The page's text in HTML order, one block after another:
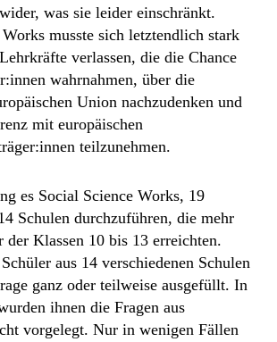
was sie leider einschränkt.
musste sich letztendlich stark
verlassen, die die Chance
wahrnahmen, über die
Union nachzudenken und
mit europäischen
teilzunehmen.
es Social Science Works, 19
Schulen durchzuführen, die mehr
der Klassen 10 bis 13 erreichten.
aus 14 verschiedenen Schulen
ganz oder teilweise ausgefüllt. In
ihnen die Fragen aus
vorgelegt. Nur in wenigen Fällen